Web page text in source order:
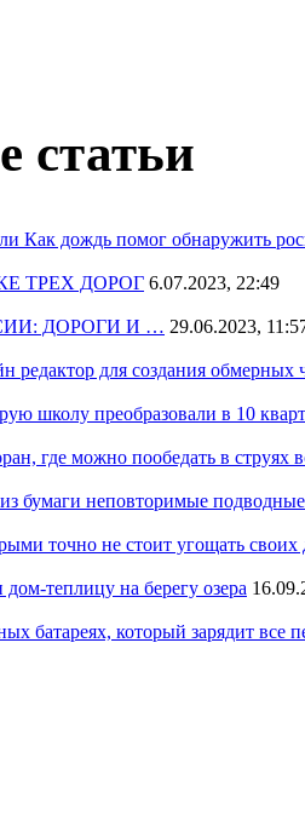
статьи
Как дождь помог обнаружить
ТРЕХ ДОРОГ 6.07.2023, 22:49
ДОРОГИ И … 29.06.2023,
редактор для создания обмерных
школу преобразовали в 10
где можно пообедать в струях
из бумаги неповторимые
точно не стоит угощать
теплицу на берегу озера
батареях, который зарядит все